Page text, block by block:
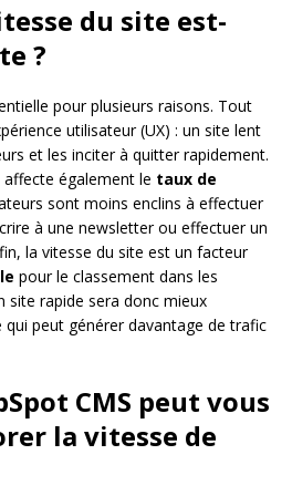
du site est-
?
pour plusieurs raisons. Tout
utilisateur (UX) : un site lent
et les inciter à quitter rapidement.
également le taux de
sont moins enclins à effectuer
à une newsletter ou effectuer un
la vitesse du site est un facteur
pour le classement dans les
site rapide sera donc mieux
peut générer davantage de trafic
CMS peut vous
la vitesse de